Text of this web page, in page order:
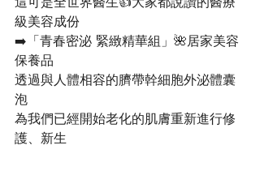
級美容成份
➡️「青春密泌 緊緻精華組」🌺居家美容
保養品
透過與人體相容的臍帶幹細胞外泌體囊
泡
為我們已經開始老化的肌膚重新進行修
護、新生